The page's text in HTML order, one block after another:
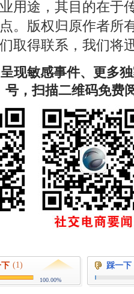
用途，其目的在于
。版权归原作者所
取得联系，我们将
现敏感事件、更多
号，扫描二维码免费
(1)
100.00%
踩一下